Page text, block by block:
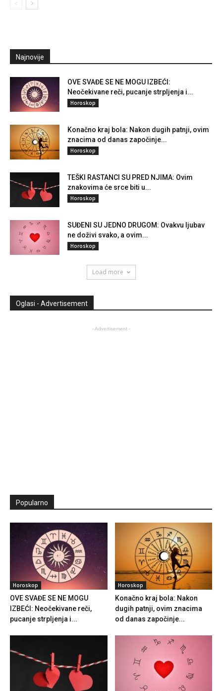
Najnovije
OVE SVAĐE SE NE MOGU IZBEĆI:
Neočekivane reči, pucanje strpljenja i...
Horoskop
Konačno kraj bola: Nakon dugih patnji, ovim
znacima od danas započinje...
Horoskop
TEŠKI RASTANCI SU PRED NJIMA: Ovim
znakovima će srce biti u...
Horoskop
SUĐENI SU JEDNO DRUGOM: Ovakvu ljubav
ne doživi svako, a ovim...
Horoskop
Load more
Oglasi - Advertisement
- Advertisement -
Popularno
Horoskop
OVE SVAĐE SE NE MOGU
IZBEĆI: Neočekivane reči,
pucanje strpljenja i...
Horoskop
Konačno kraj bola: Nakon
dugih patnji, ovim znacima
od danas započinje...